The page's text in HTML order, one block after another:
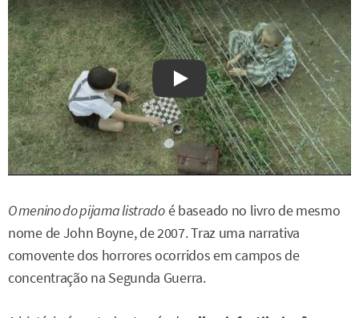
Watch on YouTube
O menino do pijama listradoé baseado no livro de mesmo
nome de John Boyne, de 2007. Traz uma narrativa
comovente dos horrores ocorridos em campos de
concentração na Segunda Guerra.